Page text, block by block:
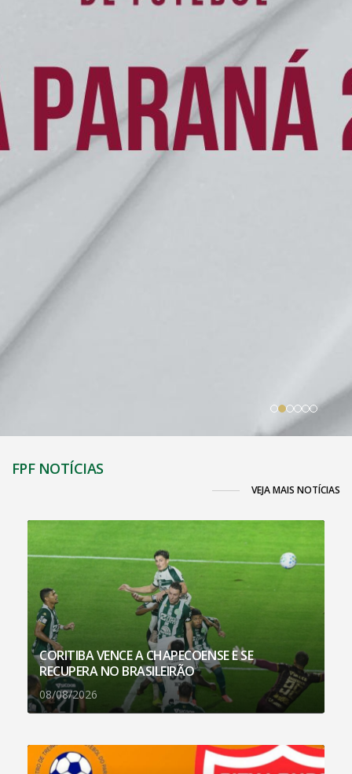
FPF NOTÍCIAS
VEJA MAIS NOTÍCIAS
CORITIBA VENCE A CHAPECOENSE E SE
RECUPERA NO BRASILEIRÃO
08/08/2026